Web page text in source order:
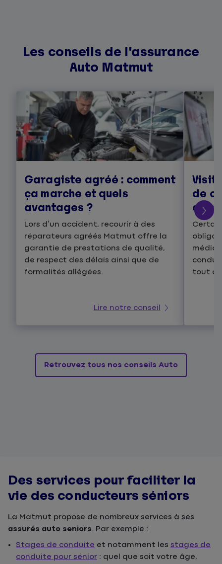
Les conseils de l'assurance
Auto Matmut
Garagiste agréé : comment
ça marche et quels
avantages ?
Lors d’un accident, recourir à des
réparateurs agréés Matmut offre la
garantie de prestations de qualité,
de respect des délais ainsi que de
formalités allégées.
Lire notre conseil
de
tout ce
Retrouvez tous nos conseils Auto
Des services pour faciliter la
vie des conducteurs séniors
La Matmut propose de nombreux services à ses
assurés auto seniors. Par exemple :
Stages de conduite et notamment les stages de
conduite pour sénior : quel que soit votre âge,